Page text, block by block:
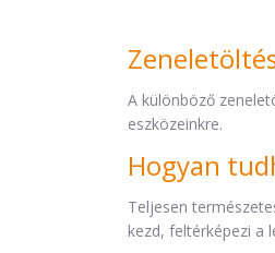
A különböző
eszközeinkre.
Hogyan
Teljesen
kezd, feltérképezi a